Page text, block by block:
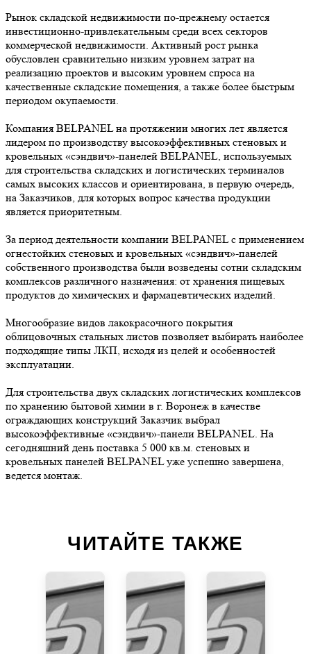
Рынок складской недвижимости по-прежнему остается
инвестиционно-привлекательным среди всех секторов
коммерческой недвижимости. Активный рост рынка
обусловлен сравнительно низким уровнем затрат на
реализацию проектов и высоким уровнем спроса на
качественные складские помещения, а также более быстрым
периодом окупаемости.
Компания BELPANEL на протяжении многих лет является
лидером по производству высокоэффективных стеновых и
кровельных «сэндвич»-панелей BELPANEL, используемых
для строительства складских и логистических терминалов
самых высоких классов и ориентирована, в первую очередь,
на Заказчиков, для которых вопрос качества продукции
является приоритетным.
За период деятельности компании BELPANEL с применением
огнестойких стеновых и кровельных «сэндвич»-панелей
собственного производства были возведены сотни складским
комплексов различного назначения: от хранения пищевых
продуктов до химических и фармацевтических изделий.
Многообразие видов лакокрасочного покрытия
облицовочных стальных листов позволяет выбирать наиболее
подходящие типы ЛКП, исходя из целей и особенностей
эксплуатации.
Для строительства двух складских логистических комплексов
по хранению бытовой химии в г. Воронеж в качестве
ограждающих конструкций Заказчик выбрал
высокоэффективные «сэндвич»-панели BELPANEL. На
сегодняшний день поставка 5 000 кв.м. стеновых и
кровельных панелей BELPANEL уже успешно завершена,
ведется монтаж.
ЧИТАЙТЕ ТАКЖЕ